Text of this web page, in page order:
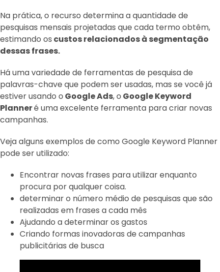
Na prática, o recurso determina a quantidade de
pesquisas mensais projetadas que cada termo obtêm,
estimando os custos relacionados à segmentação
dessas frases.
Há uma variedade de ferramentas de pesquisa de
palavras-chave que podem ser usadas, mas se você já
estiver usando o Google Ads, o Google Keyword
Planneré uma excelente ferramenta para criar novas
campanhas.
Veja alguns exemplos de como Google Keyword Planner
pode ser utilizado:
Encontrar novas frases para utilizar enquanto
procura por qualquer coisa.
determinar o número médio de pesquisas que são
realizadas em frases a cada mês
Ajudando a determinar os gastos
Criando formas inovadoras de campanhas
publicitárias de busca